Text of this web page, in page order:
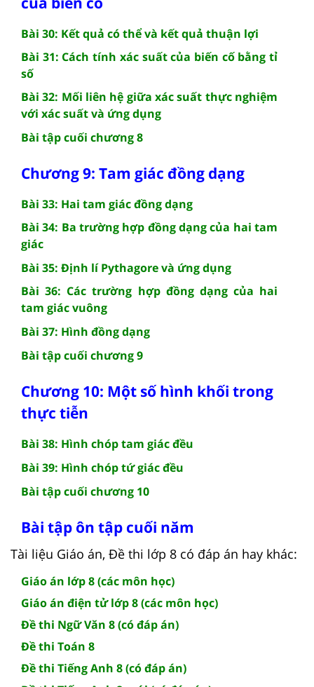
Bài 30: Kết quả có thể và kết quả thuận lợi
Bài 31: Cách tính xác suất của biến cố bằng tỉ
số
Bài 32: Mối liên hệ giữa xác suất thực nghiệm
với xác suất và ứng dụng
Bài tập cuối chương 8
Chương 9: Tam giác đồng dạng
Bài 33: Hai tam giác đồng dạng
Bài 34: Ba trường hợp đồng dạng của hai tam
giác
Bài 35: Định lí Pythagore và ứng dụng
Bài 36: Các trường hợp đồng dạng của hai
tam giác vuông
Bài 37: Hình đồng dạng
Bài tập cuối chương 9
Chương 10: Một số hình khối trong
thực tiễn
Bài 38: Hình chóp tam giác đều
Bài 39: Hình chóp tứ giác đều
Bài tập cuối chương 10
Bài tập ôn tập cuối năm
Tài liệu Giáo án, Đề thi lớp 8 có đáp án hay khác:
Giáo án lớp 8 (các môn học)
Giáo án điện tử lớp 8 (các môn học)
Đề thi Ngữ Văn 8 (có đáp án)
Đề thi Toán 8
Đề thi Tiếng Anh 8 (có đáp án)